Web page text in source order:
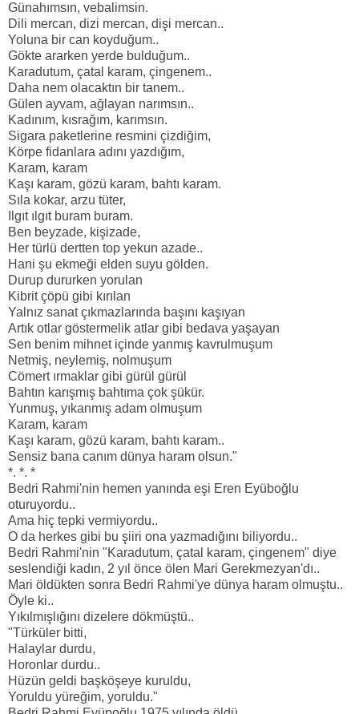
Günahımsın, vebalimsin.
Dili mercan, dizi mercan, dişi mercan..
Yoluna bir can koyduğum..
Gökte ararken yerde bulduğum..
Karadutum, çatal karam, çingenem..
Daha nem olacaktın bir tanem..
Gülen ayvam, ağlayan narımsın..
Kadınım, kısrağım, karımsın.
Sigara paketlerine resmini çizdiğim,
Körpe fidanlara adını yazdığım,
Karam, karam
Kaşı karam, gözü karam, bahtı karam.
Sıla kokar, arzu tüter,
Ilgıt ılgıt buram buram.
Ben beyzade, kişizade,
Her türlü dertten top yekun azade..
Hani şu ekmeği elden suyu gölden.
Durup dururken yorulan
Kibrit çöpü gibi kırılan
Yalnız sanat çıkmazlarında başını kaşıyan
Artık otlar göstermelik atlar gibi bedava yaşayan
Sen benim mihnet içinde yanmış kavrulmuşum
Netmiş, neylemiş, nolmuşum
Cömert ırmaklar gibi gürül gürül
Bahtın karışmış bahtıma çok şükür.
Yunmuş, yıkanmış adam olmuşum
Karam, karam
Kaşı karam, gözü karam, bahtı karam..
Sensiz bana canım dünya haram olsun."
*. *. *
Bedri Rahmi'nin hemen yanında eşi Eren Eyüboğlu
oturuyordu..
Ama hiç tepki vermiyordu..
O da herkes gibi bu şiiri ona yazmadığını biliyordu..
Bedri Rahmi'nin "Karadutum, çatal karam, çingenem" diye
seslendiği kadın, 2 yıl önce ölen Mari Gerekmezyan'dı..
Mari öldükten sonra Bedri Rahmi'ye dünya haram olmuştu..
Öyle ki..
Yıkılmışlığını dizelere dökmüştü..
"Türküler bitti,
Halaylar durdu,
Horonlar durdu..
Hüzün geldi başköşeye kuruldu,
Yoruldu yüreğim, yoruldu."